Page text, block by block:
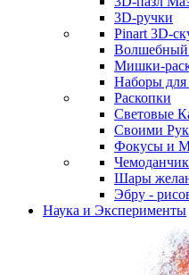
3D-ручки
Pinart 3D-
Мишки-
Наборы для
Раскопки
Световые
Своими
Фокусы и
Шары
Эбру -
Наука и Эксперименты